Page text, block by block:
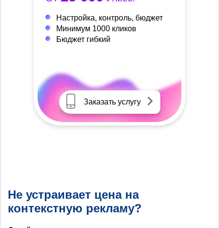
Настройка, контроль, бюджет
Минимум 1000 кликов
Бюджет гибкий
Заказать услугу
Не устраивает цена на
контекстную рекламу?